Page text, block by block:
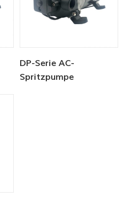
DP-Serie AC-
Spritzpumpe